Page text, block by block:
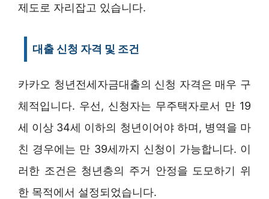
제도로 자리잡고 있습니다.
대출 신청 자격 및 조건
카카오 청년전세자금대출의 신청 자격은 매우 구
체적입니다. 우선, 신청자는 무주택자로서 만 19
세 이상 34세 이하의 청년이어야 하며, 병역을 마
친 경우에는 만 39세까지 신청이 가능합니다. 이
러한 조건은 청년층의 주거 안정을 도모하기 위
한 목적에서 설정되었습니다.